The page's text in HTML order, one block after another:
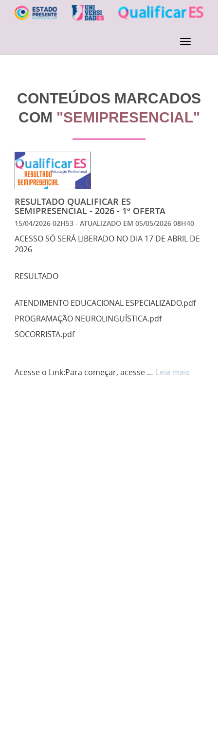
CONTEÚDOS MARCADOS
COM "SEMIPRESENCIAL"
RESULTADO QUALIFICAR ES
SEMIPRESENCIAL - 2026 - 1ª OFERTA
15/04/2026 02H53 - ATUALIZADO EM 05/05/2026 08H40
ACESSO SÓ SERÁ LIBERADO NO DIA 17 DE ABRIL DE
2026
RESULTADO
ATENDIMENTO EDUCACIONAL ESPECIALIZADO.pdf
PROGRAMAÇÃO NEUROLINGUÍSTICA.pdf
SOCORRISTA.pdf
Acesse o Link:Para começar, acesse … Leia mais